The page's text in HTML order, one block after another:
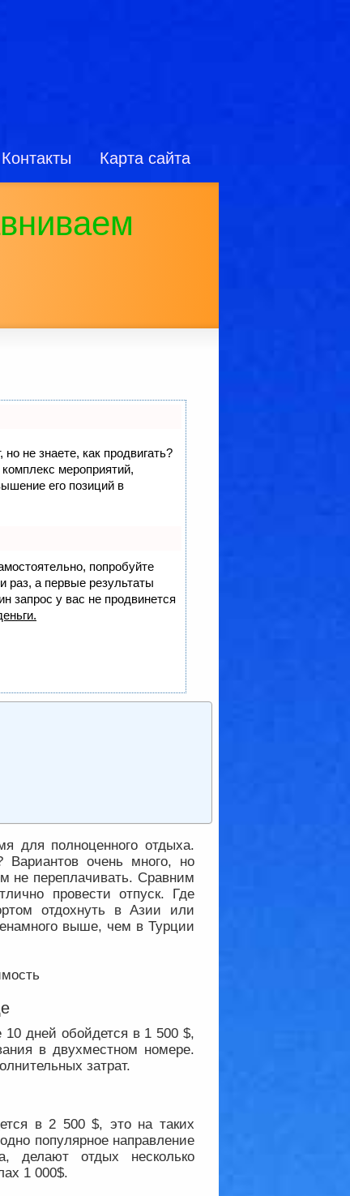
Контакты Карта сайта
не знаете, как продвигать?
мероприятий,
его позиций в
попробуйте
раз, а первые результаты
запрос у вас не продвинется
для полноценного отдыха.
очень много, но
не переплачивать. Сравним
провести отпуск. Где
отдохнуть в Азии или
выше, чем в Турции
дней обойдется в 1 500 $,
в двухместном номере.
затрат.
в 2 500 $, это на таких
популярное направление
делают отдых несколько
1 000$.